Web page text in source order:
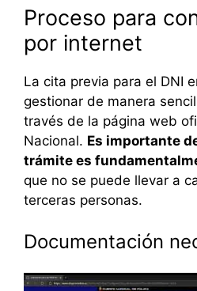
Proceso para
por internet
La cita previa para el DNI
gestionar de manera
través de la página web
Nacional. Es importante
trámite es
que no se puede llevar a
terceras personas.
Documentación